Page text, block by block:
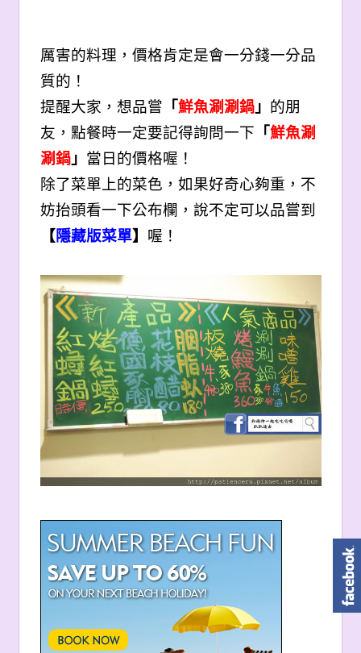
厲害的料理，價格肯定是會一分錢一分品
質的！
提醒大家，想品嘗 「鮮魚涮涮鍋」 的朋
友，點餐時一定要記得詢問一下 「鮮魚涮
涮鍋」 當日的價格喔！
除了菜單上的菜色，如果好奇心夠重，不
妨抬頭看一下公布欄，說不定可以品嘗到
【隱藏版菜單】 喔！